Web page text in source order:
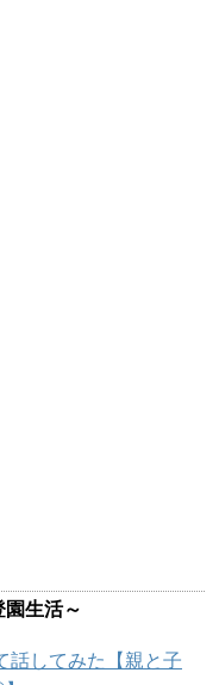
生活～
話してみた【親と子